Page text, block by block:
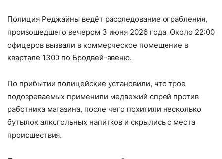
Полиция Реджайны ведёт расследование ограбления,
произошедшего вечером 3 июня 2026 года. Около 22:00
офицеров вызвали в коммерческое помещение в
квартале 1300 по Бродвей-авеню.
По прибытии полицейские установили, что трое
подозреваемых применили медвежий спрей против
работника магазина, после чего похитили несколько
бутылок алкогольных напитков и скрылись с места
происшествия.